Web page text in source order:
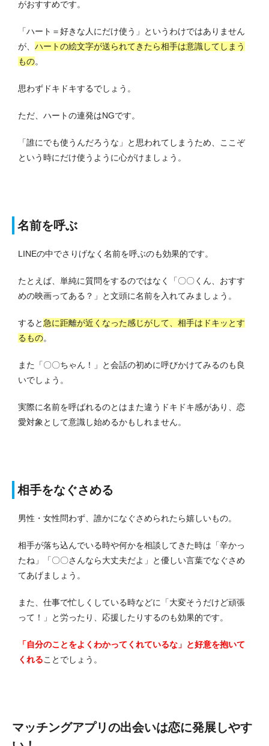
がおすすめです。
「ハート＝好きな人にだけ使う」というわけではありません
が、 ハートの絵文字が送られてきたら相手は意識してしまう
もの。
思わずドキドキするでしょう。
ただ、ハートの連発はNGです。
「誰にでも使うんだろうな」と思われてしまうため、ここぞ
という時にだけ使うように心がけましょう。
名前を呼ぶ
LINEの中でさりげなく名前を呼ぶのも効果的です。
たとえば、単純に質問をするのではなく「〇〇くん、おすす
めの映画ってある？」と文頭に名前を入れてみましょう。
すると急に距離が近くなった感じがして、相手はドキッとす
るもの。
また「〇〇ちゃん！」と会話の初めに呼びかけてみるのも良
いでしょう。
実際に名前を呼ばれるのとはまた違うドキドキ感があり、恋
愛対象として意識し始めるかもしれません。
相手をなぐさめる
男性・女性問わず、誰かになぐさめられたら嬉しいもの。
相手が落ち込んでいる時や何かを相談してきた時は「辛かっ
たね」「〇〇さんなら大丈夫だよ」と優しい言葉でなぐさめ
てあげましょう。
また、仕事で忙しくしている時などに「大変そうだけど頑張
って！」と労ったり、応援したりするのも効果的です。
「自分のことをよくわかってくれているな」と好意を抱いて
くれることでしょう。
マッチングアプリの出会いは恋に発展しやす